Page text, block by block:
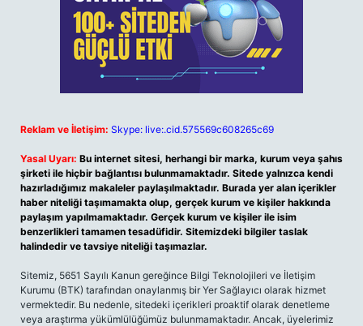
Reklam ve İletişim: Skype: live:.cid.575569c608265c69
Yasal Uyarı: Bu internet sitesi, herhangi bir marka, kurum veya şahıs
şirketi ile hiçbir bağlantısı bulunmamaktadır. Sitede yalnızca kendi
hazırladığımız makaleler paylaşılmaktadır. Burada yer alan içerikler
haber niteliği taşımamakta olup, gerçek kurum ve kişiler hakkında
paylaşım yapılmamaktadır. Gerçek kurum ve kişiler ile isim
benzerlikleri tamamen tesadüfidir. Sitemizdeki bilgiler taslak
halindedir ve tavsiye niteliği taşımazlar.
Sitemiz, 5651 Sayılı Kanun gereğince Bilgi Teknolojileri ve İletişim
Kurumu (BTK) tarafından onaylanmış bir Yer Sağlayıcı olarak hizmet
vermektedir. Bu nedenle, sitedeki içerikleri proaktif olarak denetleme
veya araştırma yükümlülüğümüz bulunmamaktadır. Ancak, üyelerimiz